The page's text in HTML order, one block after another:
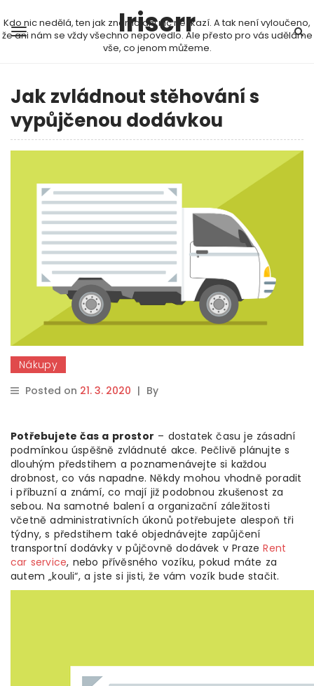
Iriscrr
Kdo nic nedělá, ten jak známo ani nic nezkazí. A tak není vyloučeno,
že ani nám se vždy všechno nepovedlo. Ale přesto pro vás uděláme
vše, co jenom můžeme.
Jak zvládnout stěhování s
vypůjčenou dodávkou
Nákupy
Posted on 21. 3. 2020 | By
Potřebujete čas a prostor – dostatek času je zásadní
podmínkou úspěšně zvládnuté akce. Pečlivě plánujte s
dlouhým předstihem a poznamenávejte si každou
drobnost, co vás napadne. Někdy mohou vhodně poradit
i příbuzní a známí, co mají již podobnou zkušenost za
sebou. Na samotné balení a organizační záležitosti
včetně administrativních úkonů potřebujete alespoň tři
týdny, s předstihem také objednávejte zapůjčení
transportní dodávky v půjčovně dodávek v PrazeRent
car service, nebo přívěsného vozíku, pokud máte za
autem „kouli“, a jste si jisti, že vám vozík bude stačit.